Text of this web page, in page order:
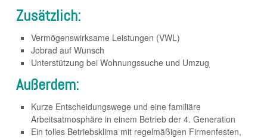
Zusätzlich:
Vermögenswirksame Leistungen (VWL)
Jobrad auf Wunsch
Unterstützung bei Wohnungssuche und Umzug
Außerdem:
Kurze Entscheidungswege und eine familiäre
Arbeitsatmosphäre in einem Betrieb der 4. Generation
Ein tolles Betriebsklima mit regelmäßigen Firmenfesten,